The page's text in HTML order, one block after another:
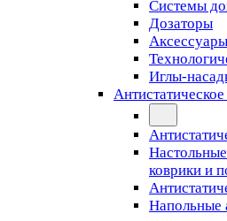
Системы
Дозаторы
Аксессуары
Иглы-
коврики и
Напольные